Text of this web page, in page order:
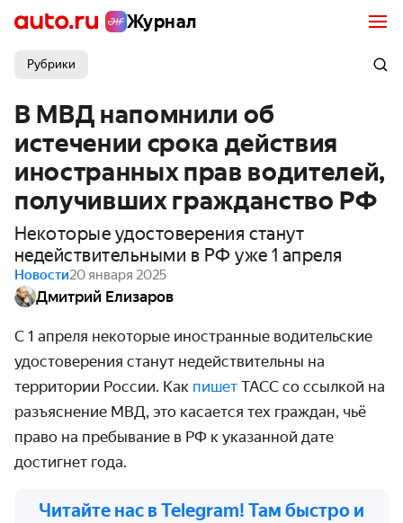
Журнал
Рубрики
В МВД напомнили об
истечении срока действия
иностранных прав водителей,
получивших гражданство РФ
Некоторые удостоверения станут
недействительными в РФ уже 1 апреля
Новости20 января 2025
Дмитрий Елизаров
С 1 апреля некоторые иностранные водительские
удостоверения станут недействительны на
территории России. Как пишет ТАСС со ссылкой на
разъяснение МВД, это касается тех граждан, чьё
право на пребывание в РФ к указанной дате
достигнет года.
Читайте нас в Telegram! Там быстро и